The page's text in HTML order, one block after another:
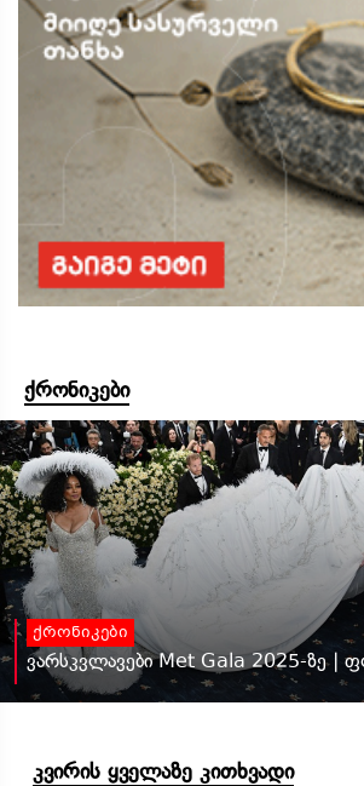
ქრონიკები
ქრონიკები
ვარსკვლავები Met Gala 2025-ზე |
კვირის ყველაზე კითხვადი